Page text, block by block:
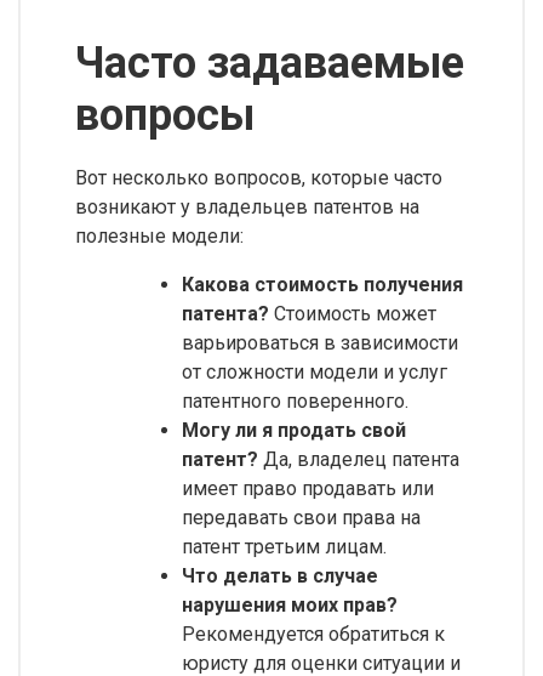
Часто задаваемые
вопросы
Вот несколько вопросов, которые часто
возникают у владельцев патентов на
полезные модели:
Какова стоимость получения
патента? Стоимость может
варьироваться в зависимости
от сложности модели и услуг
патентного поверенного.
Могу ли я продать свой
патент? Да, владелец патента
имеет право продавать или
передавать свои права на
патент третьим лицам.
Что делать в случае
нарушения моих прав?
Рекомендуется обратиться к
юристу для оценки ситуации и